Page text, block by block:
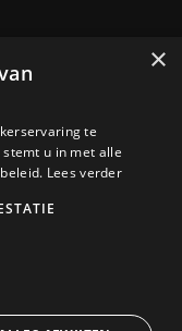
×
te
u in met alle
Lees verder